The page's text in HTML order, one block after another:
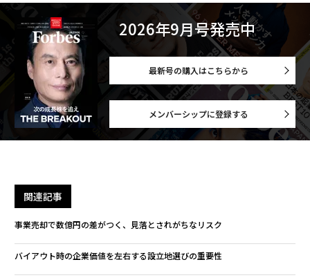
2026年9月号発売中
最新号の購入はこちらから
メンバーシップに登録する
関連記事
事業売却で数億円の差がつく、見落とされがちなリスク
バイアウト時の企業価値を左右する設立地選びの重要性